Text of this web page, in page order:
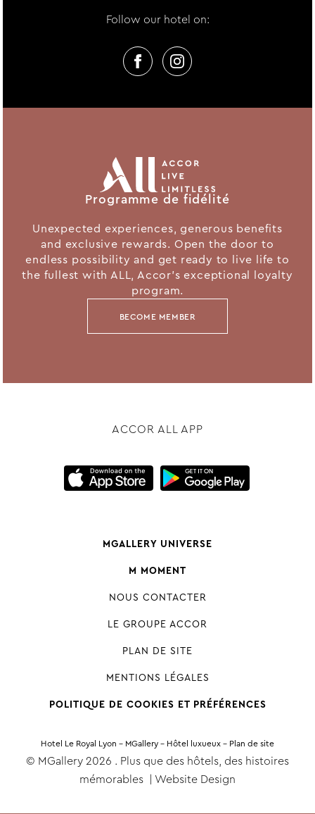
Follow our hotel on:
Programme de fidélité
Unexpected experiences, generous benefits
and exclusive rewards. Open the door to
endless possibility and get ready to live life to
the fullest with ALL, Accor's exceptional loyalty
program.
BECOME MEMBER
ACCOR ALL APP
MGALLERY UNIVERSE
M MOMENT
NOUS CONTACTER
LE GROUPE ACCOR
PLAN DE SITE
MENTIONS LÉGALES
POLITIQUE DE COOKIES ET PRÉFÉRENCES
Hotel Le Royal Lyon - MGallery - Hôtel luxueux - Plan de site
© MGallery 2026 . Plus que des hôtels, des histoires
mémorables | Website Design